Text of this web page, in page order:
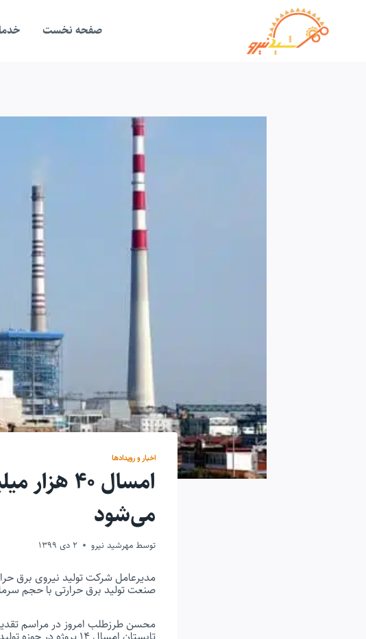
صفحه نخست
اخبار و رویدادها
امسال ۴۰
می‌شود
توسط مهرشید نیرو 2 دی 1399
صنعت تولید برق حرارتی با حجم سرمایه‌گذاری ۴۰ هزار میلیارد تومان
محسن طرزطلب امروز در مراسم